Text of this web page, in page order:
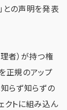
との声明を発表
者）が持つ権
正規のアップ
知らず知らずの
クトに組み込ん